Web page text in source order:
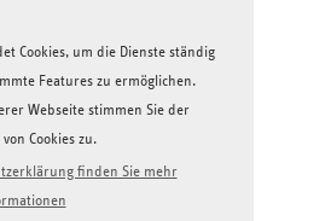
Cookies, um die Dienste ständig
Features zu ermöglichen.
Webseite stimmen Sie der
Cookies zu.
finden Sie mehr